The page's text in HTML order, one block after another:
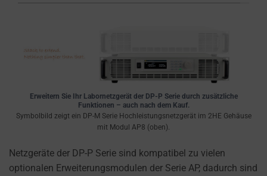
Erweitern Sie Ihr Labornetzgerät der DP-P Serie durch zusätzliche
Funktionen – auch nach dem Kauf.
Symbolbild zeigt ein DP-M Serie Hochleistungsnetzgerät im 2HE Gehäuse
mit Modul AP8 (oben).
Netzgeräte der DP-P Serie sind kompatibel zu vielen
optionalen Erweiterungsmodulen der Serie AP, dadurch sind
information
shared.